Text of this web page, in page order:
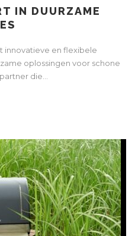
IN DUURZAME
innovatieve en flexibele
oplossingen voor schone
die...